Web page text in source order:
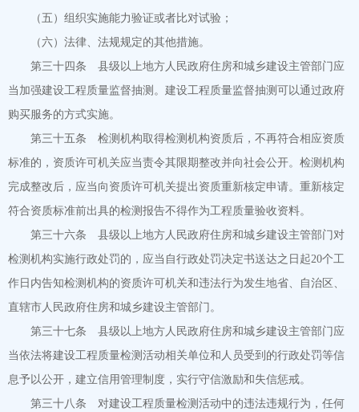
（五）组织实施能力验证或者比对试验；
（六）法律、法规规定的其他措施。
第三十四条 县级以上地方人民政府住房和城乡建设主管部门应
当加强建设工程质量监督抽测。建设工程质量监督抽测可以通过政府
购买服务的方式实施。
第三十五条 检测机构取得检测机构资质后，不再符合相应资质
标准的，资质许可机关应当责令其限期整改并向社会公开。检测机构
完成整改后，应当向资质许可机关提出资质重新核定申请。重新核定
符合资质标准前出具的检测报告不得作为工程质量验收资料。
第三十六条 县级以上地方人民政府住房和城乡建设主管部门对
检测机构实施行政处罚的，应当自行政处罚决定书送达之日起20个工
作日内告知检测机构的资质许可机关和违法行为发生地省、自治区、
直辖市人民政府住房和城乡建设主管部门。
第三十七条 县级以上地方人民政府住房和城乡建设主管部门应
当依法将建设工程质量检测活动相关单位和人员受到的行政处罚等信
息予以公开，建立信用管理制度，实行守信激励和失信惩戒。
第三十八条 对建设工程质量检测活动中的违法违规行为，任何